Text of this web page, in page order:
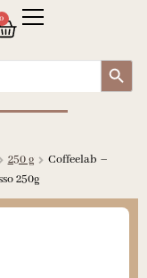
0
Search Button
250 g
Coffeelab –
250g